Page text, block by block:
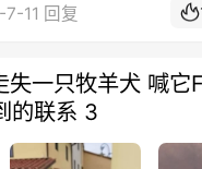
11 回复
一只牧羊犬 喊它
的联系 3